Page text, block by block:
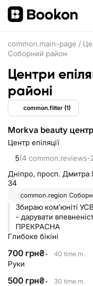
common.main-page /
Соборний район
Центри
районі
common.filter (1)
Morkva beauty
Центр епіляції
5(4 common.reviews-
Дніпро, просп. Дмитра
34
common.region
Збираю комʼюніті
- дарувати
ПРЕКРАСНА
Глибоке бікіні
700 грн₴• 40 time.m.
Руки
500 грн₴• 30 time.m.